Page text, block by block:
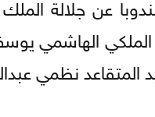
الهاشمي
المتقاعد نظمي